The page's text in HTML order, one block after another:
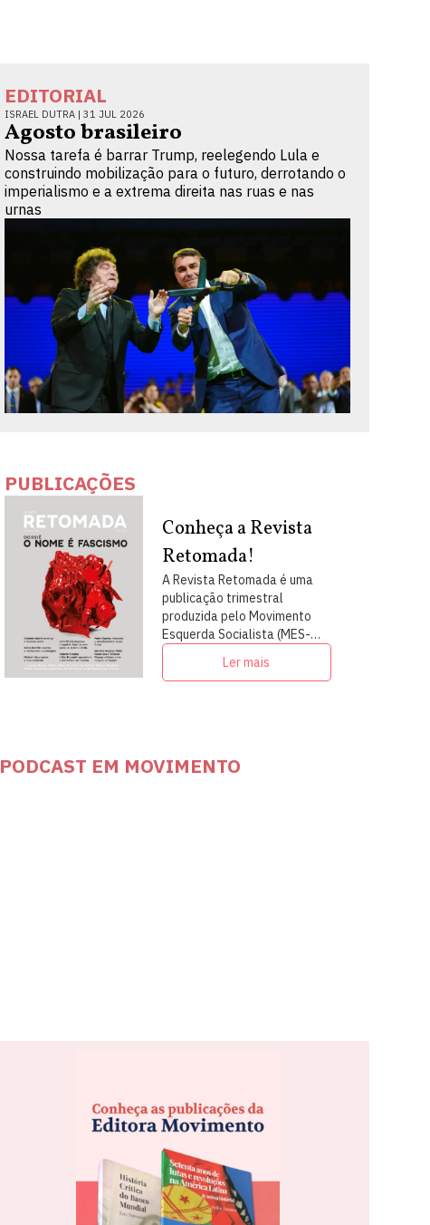
EDITORIAL
ISRAEL DUTRA | 31 JUL 2026
Agosto brasileiro
Nossa tarefa é barrar Trump, reelegendo Lula e
construindo mobilização para o futuro, derrotando o
imperialismo e a extrema direita nas ruas e nas
urnas
PUBLICAÇÕES
Conheça a Revista
Retomada!
A Revista Retomada é uma
publicação trimestral
produzida pelo Movimento
Esquerda Socialista (MES-
intelectuais, militantes e
Ler mais
PODCAST EM MOVIMENTO